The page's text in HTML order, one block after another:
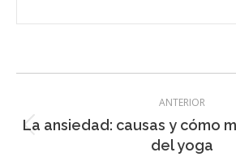
entre
ANTERIOR
Entrada
anterior:
La ansiedad: causas y cómo
del yoga